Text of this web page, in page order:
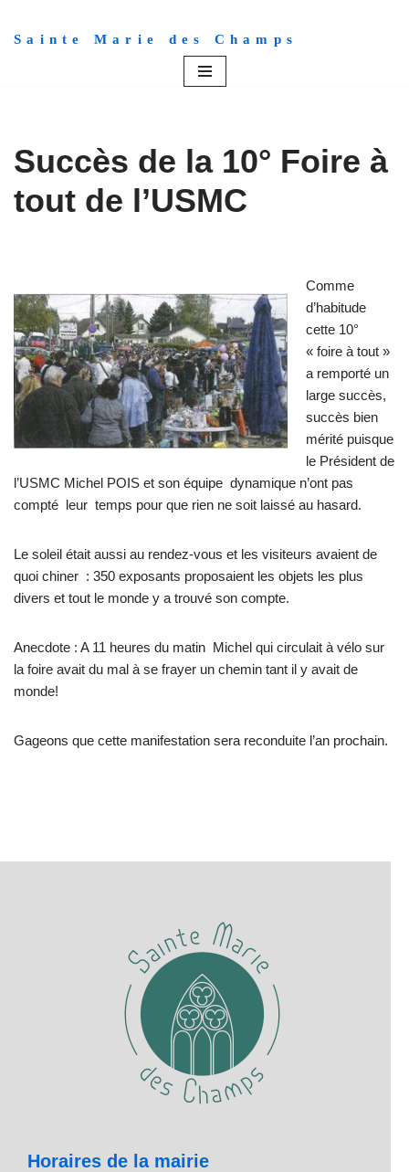
Aller
Sainte Marie des Champs
Succès de la 10° Foire à
tout de l’USMC
Comme
d’habitude
cette 10°
« foire à tout »
a remporté un
large succès,
succès bien
mérité puisque
le Président de
l’USMC Michel POIS et son équipe dynamique n’ont pas
compté leur temps pour que rien ne soit laissé au hasard.
Le soleil était aussi au rendez-vous et les visiteurs avaient de
quoi chiner : 350 exposants proposaient les objets les plus
divers et tout le monde y a trouvé son compte.
Anecdote : A 11 heures du matin Michel qui circulait à vélo sur
la foire avait du mal à se frayer un chemin tant il y avait de
monde!
Gageons que cette manifestation sera reconduite l’an prochain.
Horaires de la mairie